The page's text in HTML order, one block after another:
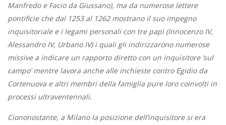
Manfredo e Facio da Giussano), ma da numerose lettere
pontificie che dal 1253 al 1262 mostrano il suo impegno
inquisitoriale e i legami personali con tre papi (Innocenzo IV,
Alessandro IV, Urbano IV) i quali gli indirizzarono numerose
missive a indicare un rapporto diretto con un inquisitore ‘sul
campo’ mentre lavora anche alle inchieste contro Egidio da
Cortenuova e altri membri della famiglia pure loro coinvolti in
processi ultraventennali.
Ciononostante, a Milano la posizione dell’inquisitore si era